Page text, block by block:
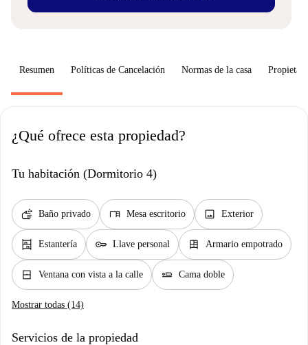
Resumen Políticas de Cancelación Normas de la casa
¿Qué ofrece esta propiedad?
Tu habitación (Dormitorio 4)
soap Baño privado desk Mesa escritorio image Exterior
shelves Estantería key Llave personal dresser Armario empotrado
window_closed Ventana con vista a la calle airline_seat_flat Cama doble
Mostrar todas (14)
Servicios de la propiedad